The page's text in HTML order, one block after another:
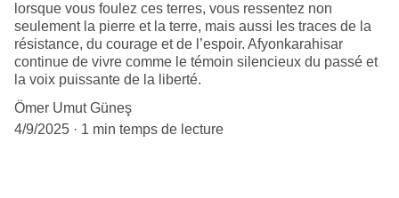
lorsque vous foulez ces terres, vous ressentez non
seulement la pierre et la terre, mais aussi les traces de la
résistance, du courage et de l’espoir. Afyonkarahisar
continue de vivre comme le témoin silencieux du passé et
la voix puissante de la liberté.
Ömer Umut Güneş
4/9/2025
1 min temps de lecture